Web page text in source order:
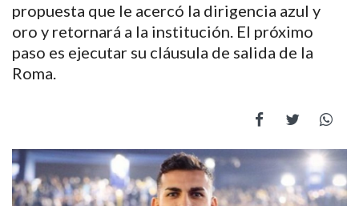
propuesta que le acercó la dirigencia azul y
oro y retornará a la institución. El próximo
paso es ejecutar su cláusula de salida de la
Roma.